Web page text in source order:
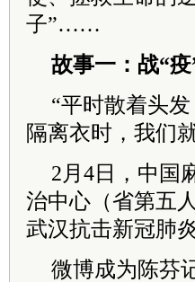
子”……
故事一：战“
“平时散着头
隔离衣时，我们
2月4日，中国
治中心（省第五
武汉抗击新冠肺
微博成为陈芬